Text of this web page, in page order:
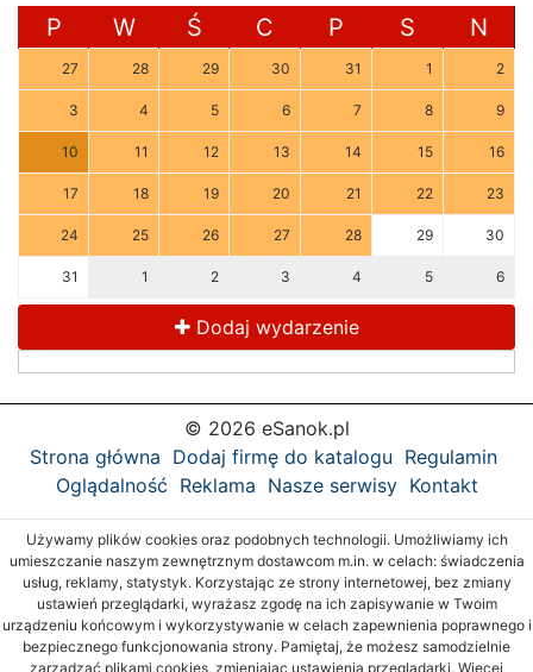
P W Ś C P S N
27 28 29 30 31 1 2
3 4 5 6 7 8 9
10 11 12 13 14 15 16
17 18 19 20 21 22 23
24 25 26 27 28 29 30
31 1 2 3 4 5 6
Dodaj wydarzenie
© 2026 eSanok.pl
Strona główna Dodaj firmę do katalogu Regulamin
Oglądalność Reklama Nasze serwisy Kontakt
Używamy plików cookies oraz podobnych technologii. Umożliwiamy ich
umieszczanie naszym zewnętrznym dostawcom m.in. w celach: świadczenia
usług, reklamy, statystyk. Korzystając ze strony internetowej, bez zmiany
ustawień przeglądarki, wyrażasz zgodę na ich zapisywanie w Twoim
urządzeniu końcowym i wykorzystywanie w celach zapewnienia poprawnego i
bezpiecznego funkcjonowania strony. Pamiętaj, że możesz samodzielnie
zarządzać plikami cookies, zmieniając ustawienia przeglądarki. Więcej